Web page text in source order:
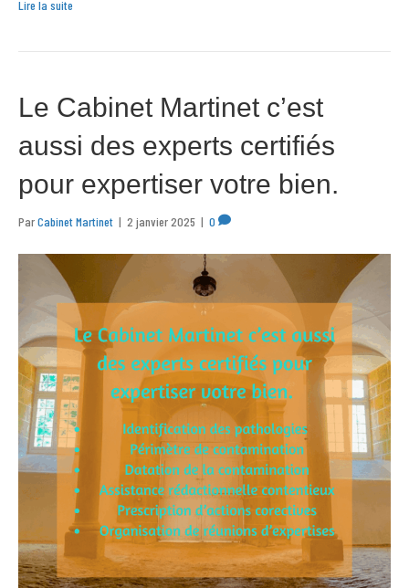
Lire la suite
Le Cabinet Martinet c’est
aussi des experts certifiés
pour expertiser votre bien.
ParCabinet Martinet | 2 janvier 2025 | 0